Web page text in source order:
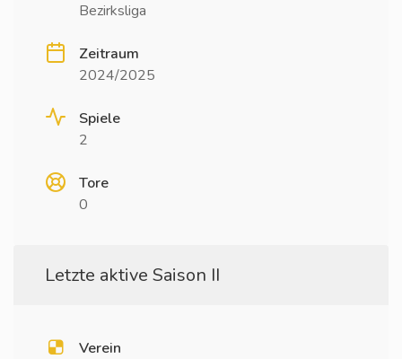
Bezirksliga
Zeitraum
2024/2025
Spiele
2
Tore
0
Letzte aktive Saison II
Verein